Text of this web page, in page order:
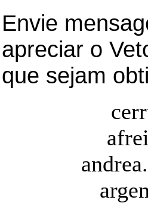
Envie
apreciar o
que sejam